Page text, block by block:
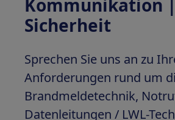
Kommunikation |
Sicherheit
Sprechen Sie uns an zu
Anforderungen rund um
Brandmeldetechnik,
Datenleitungen / LWL-